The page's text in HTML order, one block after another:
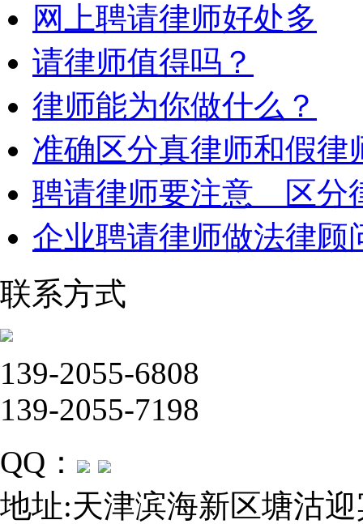
网上聘请律师好处多
请律师值得吗？
律师能为你做什么？
准确区分真律师和假律
聘请律师要注意 区分
企业聘请律师做法律顾
联系方式
139-2055-6808
139-2055-7198
QQ：
地址:天津滨海新区塘沽